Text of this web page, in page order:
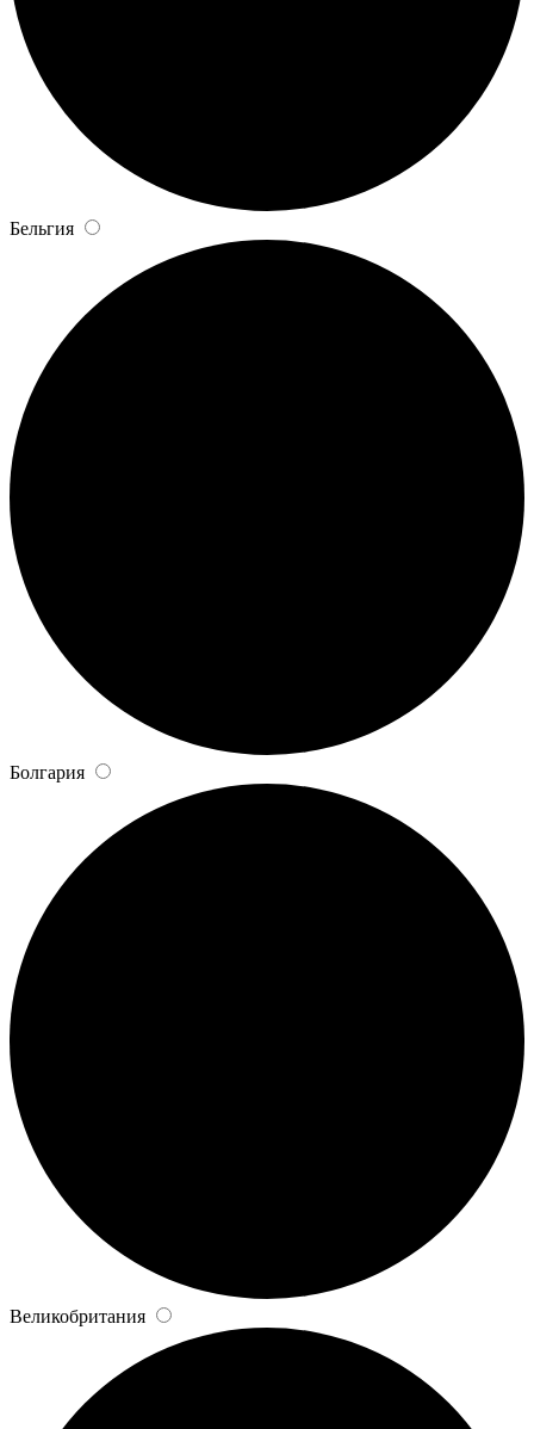
Бельгия
Болгария
Великобритания